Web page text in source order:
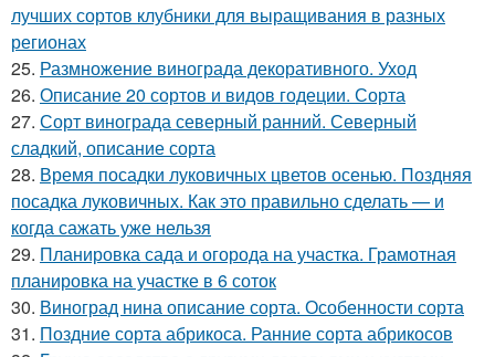
лучших сортов клубники для выращивания в разных
регионах
25. Размножение винограда декоративного. Уход
26. Описание 20 сортов и видов годеции. Сорта
27. Сорт винограда северный ранний. Северный
сладкий, описание сорта
28. Время посадки луковичных цветов осенью. Поздняя
посадка луковичных. Как это правильно сделать — и
когда сажать уже нельзя
29. Планировка сада и огорода на участка. Грамотная
планировка на участке в 6 соток
30. Виноград нина описание сорта. Особенности сорта
31. Поздние сорта абрикоса. Ранние сорта абрикосов